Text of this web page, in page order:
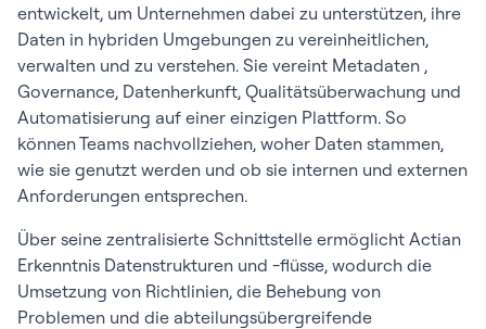
entwickelt, um Unternehmen dabei zu unterstützen, ihre
Daten in hybriden Umgebungen zu vereinheitlichen,
verwalten und zu verstehen. Sie vereint Metadaten ,
Governance, Datenherkunft, Qualitätsüberwachung und
Automatisierung auf einer einzigen Plattform. So
können Teams nachvollziehen, woher Daten stammen,
wie sie genutzt werden und ob sie internen und externen
Anforderungen entsprechen.
Über seine zentralisierte Schnittstelle ermöglicht Actian
Erkenntnis Datenstrukturen und -flüsse, wodurch die
Umsetzung von Richtlinien, die Behebung von
Problemen und die abteilungsübergreifende